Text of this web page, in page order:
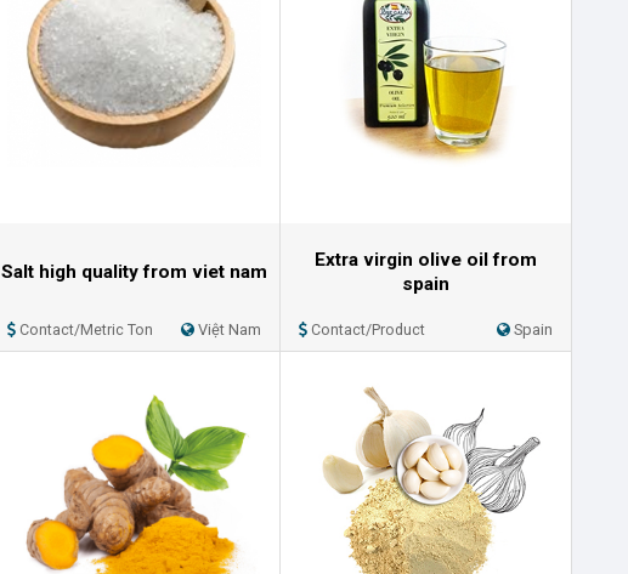
Salt high quality from viet nam
Contact/Metric Ton Việt Nam
Extra virgin olive oil from
spain
Contact/Product Spain